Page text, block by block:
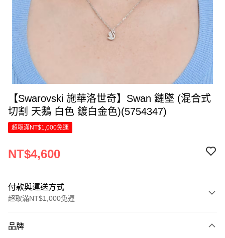
【Swarovski 施華洛世奇】Swan 鏈墜 (混合式
切割 天鵝 白色 鍍白金色)(5754347)
超取滿NT$1,000免運
NT$4,600
付款與運送方式
超取滿NT$1,000免運
信用卡一次付款
品牌